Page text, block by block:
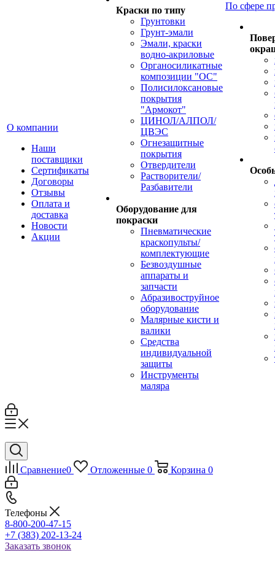
О компании
Наши
поставщики
Сертификаты
Договоры
Отзывы
Оплата и
доставка
Новости
Акции
Краски по типу
Грунтовки
Грунт-эмали
Эмали, краски
водно-акриловые
Органосиликатные
композиции "ОС"
Полисилоксановые
покрытия
"Армокот"
ЦИНОЛ/АЛПОЛ/
ЦВЭС
Огнезащитные
покрытия
Отвердители
Растворители/
Разбавители
Оборудование для
покраски
Пневматические
краскопульты/
комплектующие
Безвоздушные
аппараты и
запчасти
Абразивоструйное
оборудование
Малярные кисти и
валики
Средства
индивидуальной
защиты
Инструменты
маляра
По сфере
Сравнение0 Отложенные 0 Корзина 0
Телефоны
8-800-200-47-15
+7 (383) 202-13-24
Заказать звонок